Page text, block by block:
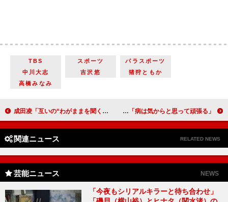
TBS スポーツ
パラスポーツ
中川大志
吉沢悠
猪狩ともか
高橋みなみ
成田凌「互いの“わがままを聞く”デートがしたい」 波瑠「３月は物事が大きく変化した月」 今泉佑唯、コロナ対策にヨーグルト 「病は気からと思って頑張る」
関連ニュース RELATED NEWS
芸能ニュース NEWS
「今夜もシリアルキラーと待ち合わせ」